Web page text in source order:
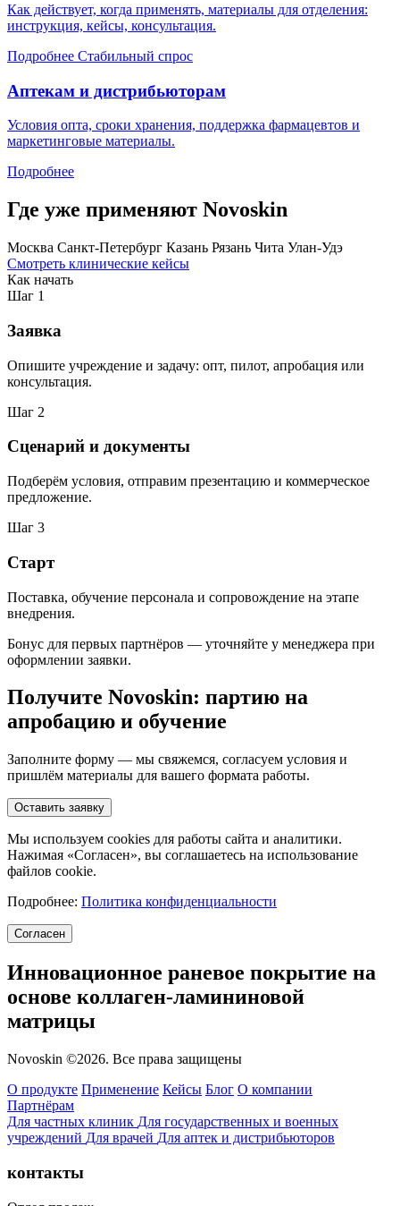
Как действует, когда применять, материалы для отделения:
инструкция, кейсы, консультация.
Подробнее Стабильный спрос
Аптекам и дистрибьюторам
Условия опта, сроки хранения, поддержка фармацевтов и
маркетинговые материалы.
Подробнее
Где уже применяют Novoskin
Москва Санкт-Петербург Казань Рязань Чита Улан-Удэ
Смотреть клинические кейсы
Как начать
Шаг 1
Заявка
Опишите учреждение и задачу: опт, пилот, апробация или
консультация.
Шаг 2
Сценарий и документы
Подберём условия, отправим презентацию и коммерческое
предложение.
Шаг 3
Старт
Поставка, обучение персонала и сопровождение на этапе
внедрения.
Бонус для первых партнёров — уточняйте у менеджера при
оформлении заявки.
Получите Novoskin: партию на
апробацию и обучение
Заполните форму — мы свяжемся, согласуем условия и
пришлём материалы для вашего формата работы.
Оставить заявку
Мы используем cookies для работы сайта и аналитики.
Нажимая «Согласен», вы соглашаетесь на использование
файлов cookie.
Подробнее: Политика конфиденциальности
Согласен
Инновационное раневое покрытие на
основе коллаген-ламининовой
матрицы
Novoskin ©2026. Все права защищены
О продукте Применение Кейсы Блог О компании
Партнёрам
Для частных клиник Для государственных и военных
учреждений Для врачей Для аптек и дистрибьюторов
контакты